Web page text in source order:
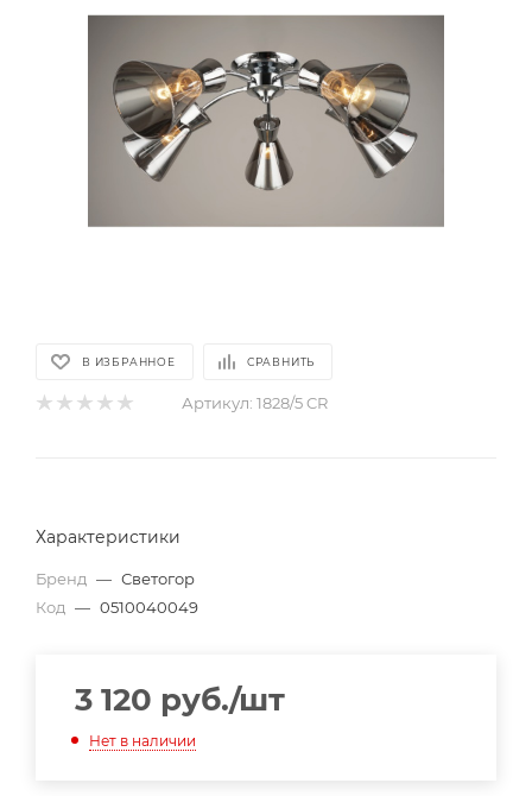
В ИЗБРАННОЕ СРАВНИТЬ
Артикул: 1828/5 CR
Характеристики
Бренд — Светогор
Код — 0510040049
3 120 руб./шт
Нет в наличии